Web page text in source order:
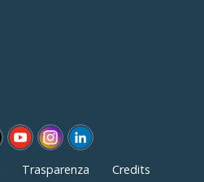
Trasparenza Credits